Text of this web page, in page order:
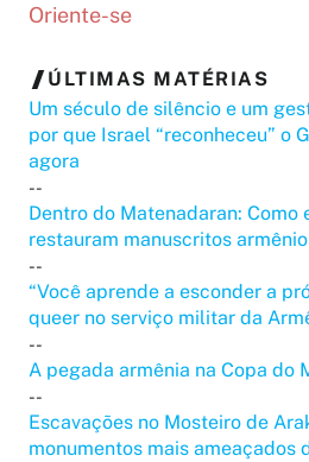
Oriente-se
ÚLTIMAS MATÉRIAS
Um século de silêncio e um
por que Israel “reconheceu” o
agora
--
Dentro do Matenadaran: Como
restauram manuscritos
--
“Você aprende a esconder a
queer no serviço militar da
--
A pegada armênia na Copa do
--
Escavações no Mosteiro de
monumentos mais ameaçados